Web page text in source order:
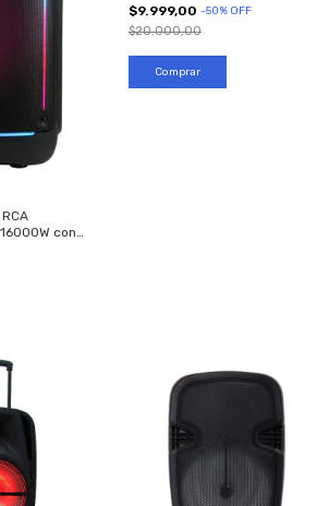
con
$9.999,00 -50% OFF
$20.000,00
Comprar